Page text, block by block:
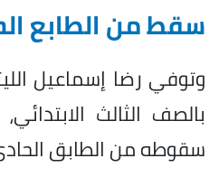
سقط من الطابع
بالصف الثالث
سقوطه من الطابق